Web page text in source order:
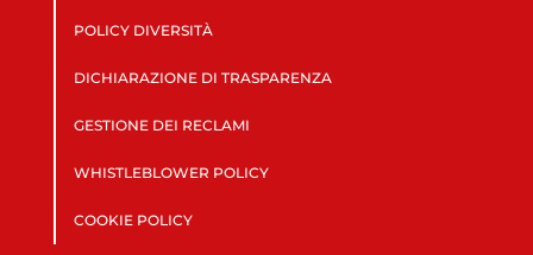
POLICY DIVERSITÀ
DICHIARAZIONE DI TRASPARENZA
GESTIONE DEI RECLAMI
WHISTLEBLOWER POLICY
COOKIE POLICY